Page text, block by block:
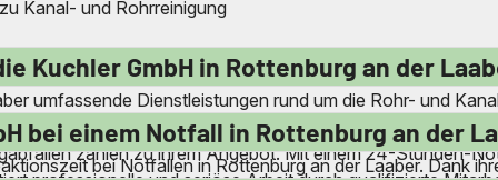
Kanal- und Rohrreinigung
Kuchler GmbH in Rottenburg an der
umfassende Dienstleistungen rund um die Rohr- und
in Bad, Küche und Keller sowie die Inspektion von
zählen zu ihrem Angebot. Mit einem 24-Stunden-
bei einem Notfall in Rottenburg an der
bei Notfällen in Rottenburg an der Laaber. Dank